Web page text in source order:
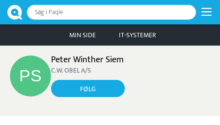
Søg i Paqle
MIN SIDE IT-SYSTEMER
Peter Winther Siem
C.W. OBEL A/S
FØLG